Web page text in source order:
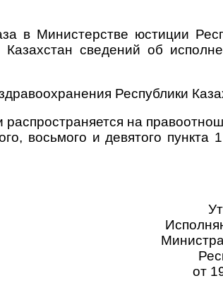
в Министерстве юстиции
сведений об
Республики
на
восьмого и девятого пункта
от